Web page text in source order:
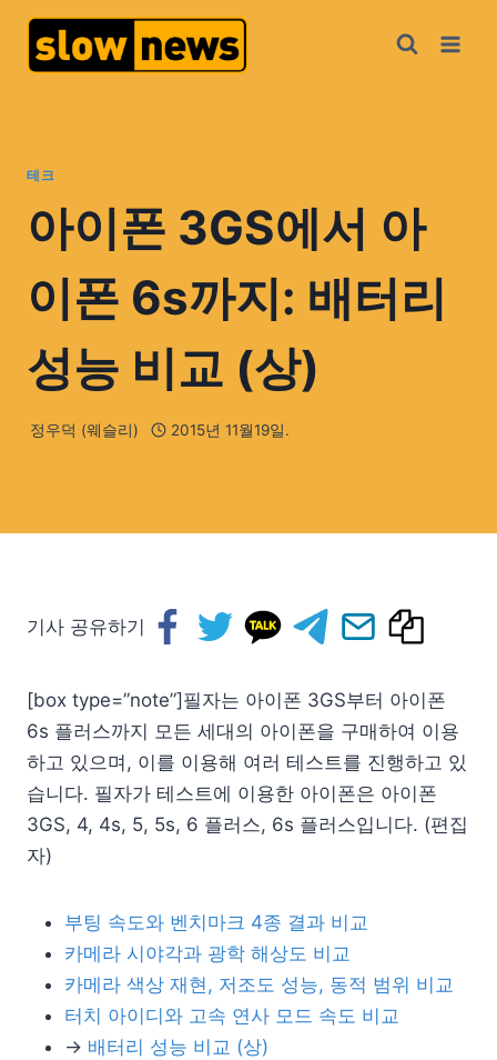
테크
아이폰 3GS에서 아
이폰 6s까지: 배터리
성능 비교 (상)
정우덕 (웨슬리) 2015년 11월19일.
기사 공유하기
[box type=”note”]필자는 아이폰 3GS부터 아이폰
6s 플러스까지 모든 세대의 아이폰을 구매하여 이용
하고 있으며, 이를 이용해 여러 테스트를 진행하고 있
습니다. 필자가 테스트에 이용한 아이폰은 아이폰
3GS, 4, 4s, 5, 5s, 6 플러스, 6s 플러스입니다. (편집
자)
부팅 속도와 벤치마크 4종 결과 비교
카메라 시야각과 광학 해상도 비교
카메라 색상 재현, 저조도 성능, 동적 범위 비교
터치 아이디와 고속 연사 모드 속도 비교
→ 배터리 성능 비교 (상)